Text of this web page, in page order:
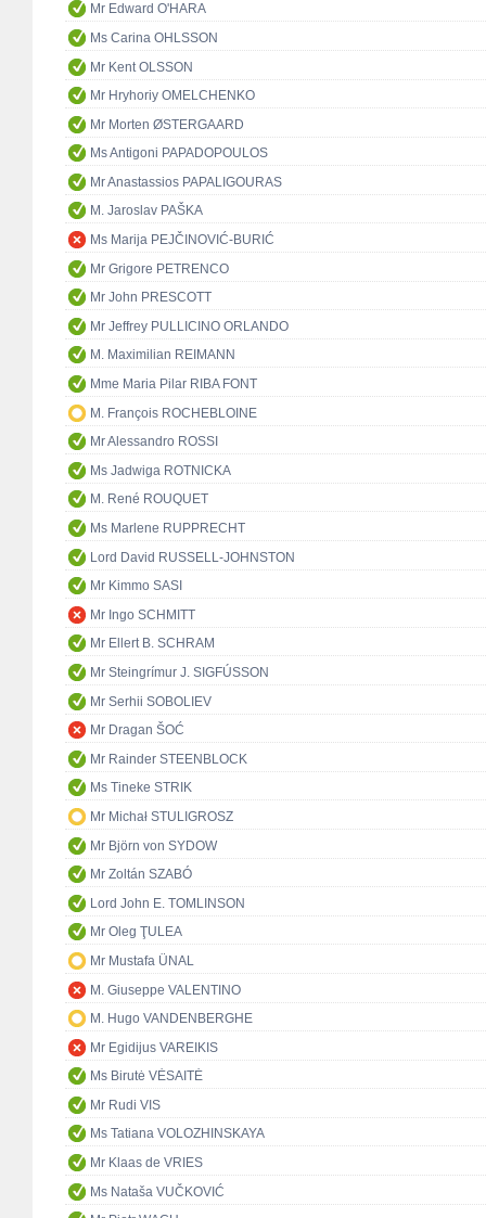
Mr Edward O'HARA
Ms Carina OHLSSON
Mr Kent OLSSON
Mr Hryhoriy OMELCHENKO
Mr Morten ØSTERGAARD
Ms Antigoni PAPADOPOULOS
Mr Anastassios PAPALIGOURAS
M. Jaroslav PAŠKA
Ms Marija PEJČINOVIĆ-BURIĆ
Mr Grigore PETRENCO
Mr John PRESCOTT
Mr Jeffrey PULLICINO ORLANDO
M. Maximilian REIMANN
Mme Maria Pilar RIBA FONT
M. François ROCHEBLOINE
Mr Alessandro ROSSI
Ms Jadwiga ROTNICKA
M. René ROUQUET
Ms Marlene RUPPRECHT
Lord David RUSSELL-JOHNSTON
Mr Kimmo SASI
Mr Ingo SCHMITT
Mr Ellert B. SCHRAM
Mr Steingrímur J. SIGFÚSSON
Mr Serhii SOBOLIEV
Mr Dragan ŠOĆ
Mr Rainder STEENBLOCK
Ms Tineke STRIK
Mr Michał STULIGROSZ
Mr Björn von SYDOW
Mr Zoltán SZABÓ
Lord John E. TOMLINSON
Mr Oleg ŢULEA
Mr Mustafa ÜNAL
M. Giuseppe VALENTINO
M. Hugo VANDENBERGHE
Mr Egidijus VAREIKIS
Ms Birutė VĖSAITĖ
Mr Rudi VIS
Ms Tatiana VOLOZHINSKAYA
Mr Klaas de VRIES
Ms Nataša VUČKOVIĆ